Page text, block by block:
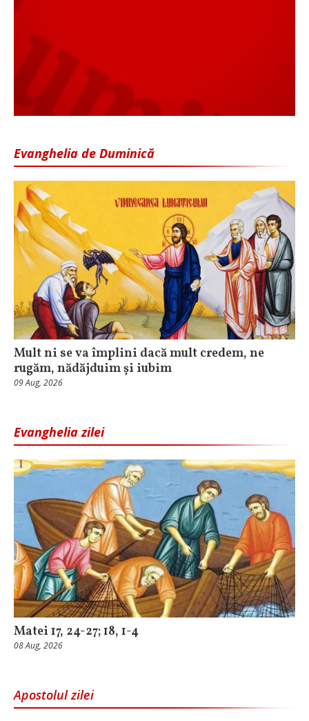
Evanghelia de Duminică
Mult ni se va împlini dacă mult credem, ne
rugăm, nădăjduim și iubim
09 Aug, 2026
Evanghelia zilei
Matei 17, 24-27; 18, 1-4
08 Aug, 2026
Apostolul zilei